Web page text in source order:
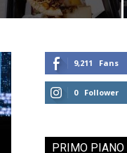
9,211 Fans
0 Follower
PRIMO PIANO